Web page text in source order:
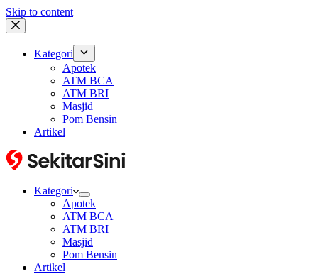
Skip to content
Kategori
Apotek
ATM BCA
ATM BRI
Masjid
Pom Bensin
Artikel
Kategori
Apotek
ATM BCA
ATM BRI
Masjid
Pom Bensin
Artikel